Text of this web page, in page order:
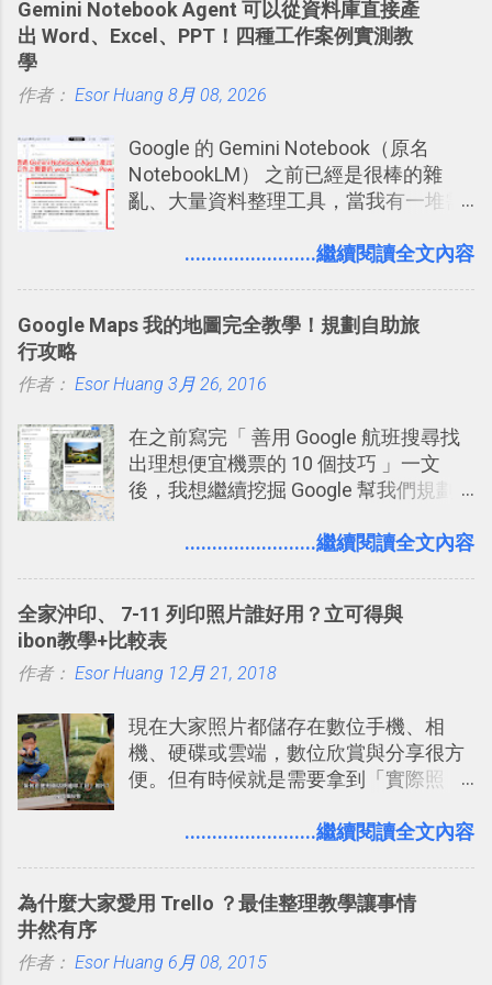
有機會在一個專案合作中使用了 Slack
一段時間，我覺得它吸引人之處有三
LINE 或 Facebook 一樣易於讓公司同事
2. 「 有效率 」：但是 Slack 的頻道、群
組機制讓茶水間的聊天，不會干擾工作
的討論，並且星號與釘選功能讓每個同
」： Slack 的架構可以讓每一個團隊設
保持聯繫。 如果你需要中文版的同類平
平台完整教學，比 Slack 更適合中文用
改造 Slack 討論串介面變成專案任務排
程看板
Gemini Notebook Agent 可以從資料庫直接產
出 Word、Excel、PPT！四種工作案例實測教
學
作者： Esor Huang 8月 08, 2026
Google 的 Gemini Notebook（原名
NotebookLM） 之前已經是很棒的雜
亂、大量資料整理工具，當我有一堆需
量格式不一的混亂工作文件需要彙整，
Codex 這樣的 AI 工作作進階處理。
........................繼續閱讀全文內容
Google Maps 我的地圖完全教學！規劃自助旅
行攻略
作者： Esor Huang 3月 26, 2016
在之前寫完「 善用 Google 航班搜尋找
出理想便宜機票的 10 個技巧 」一文
後，我想繼續挖掘 Google 幫我們規劃
入的來聊聊 Google 的「我的地圖」服
線，對商務需求來說可以打造出一張一
張資料地圖（例如我之前在製作一本新
書時建立的「 台灣推薦空拍地點地圖
規劃自助旅行路線！ Google 「我的地
圖」在規劃自助旅行路線時可以解決許
多問題： 國外地點名稱地址常常難懂，
稱。 在規劃路線之外，自訂地圖還能補
時帶來好心情，二方面事後就是最好的
享合作，讓彼此都能在手機上查看這次
........................繼續閱讀全文內容
全家沖印、 7-11 列印照片誰好用？立可得與
ibon教學+比較表
作者： Esor Huang 12月 21, 2018
現在大家照片都儲存在數位手機、相
機、硬碟或雲端，數位欣賞與分享很方
便。但有時候就是需要拿到「實際照
要製作家庭相框 用照片來當小禮物 把照
片？而且最好能不花時間、立即拿到、
（或是沒有好的印表機），又不想跑照
........................繼續閱讀全文內容
為什麼大家愛用 Trello ？最佳整理教學讓事情
井然有序
作者： Esor Huang 6月 08, 2015